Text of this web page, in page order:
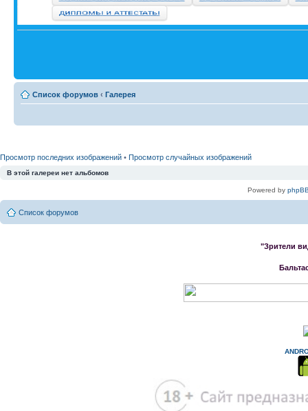
Список форумов ‹ Галерея
Просмотр последних изображений • Просмотр случайных изображений
В этой галереи нет альбомов
Powered by
Список форумов
"Зрители